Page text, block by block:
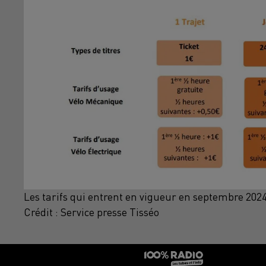
Les tarifs qui entrent en vigueur en septembre
Crédit : Service presse Tisséo